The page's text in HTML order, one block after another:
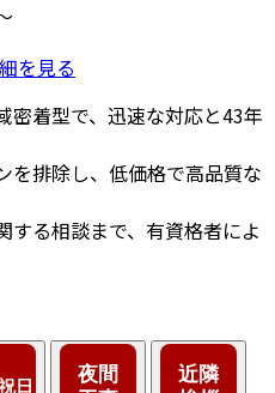
を見る
密着型で、迅速な対応と43年
を排除し、低価格で高品質な
する相談まで、有資格者によ